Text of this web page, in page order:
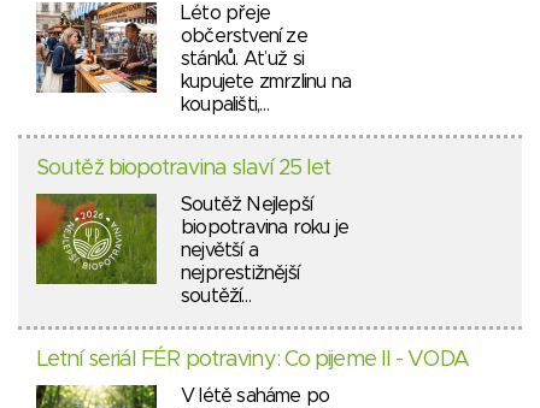
Léto přeje
občerstvení ze
stánků. Ať už si
kupujete zmrzlinu na
koupališti,…
Soutěž biopotravina slaví 25 let
Soutěž Nejlepší
biopotravina roku je
největší a
nejprestižnější
soutěží…
Letní seriál FÉR potraviny: Co pijeme II - VODA
V létě saháme po